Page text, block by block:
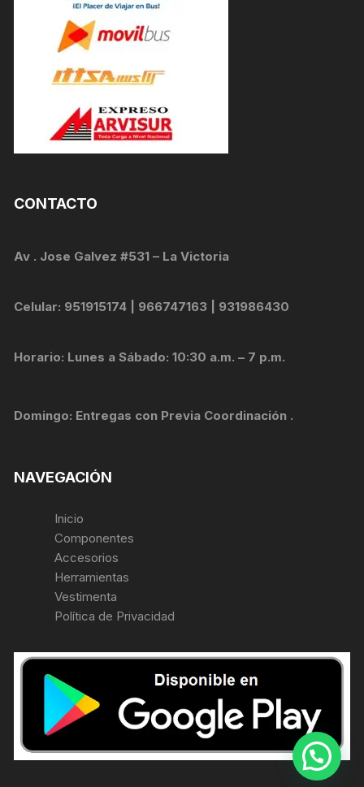
CONTACTO
Av . Jose Galvez #531 – La Victoria
Celular: 951915174 | 966747163 | 931986430
Horario: Lunes a Sábado: 10:30 a.m. – 7 p.m.
Domingo: Entregas con Previa Coordinación .
NAVEGACIÓN
Inicio
Componentes
Accesorios
Herramientas
Vestimenta
Política de Privacidad